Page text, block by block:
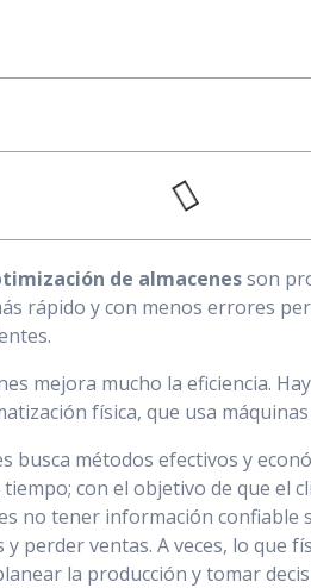
de almacenesson
rápido y con menos errores
mejora mucho la eficiencia.
física, que usa
busca métodos efectivos y
con el objetivo de que el
no tener información confiable
perder ventas. A veces, lo que
la producción y tomar